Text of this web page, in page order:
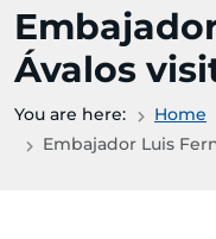
Ávalos
You are here: Home
Embajador Luis